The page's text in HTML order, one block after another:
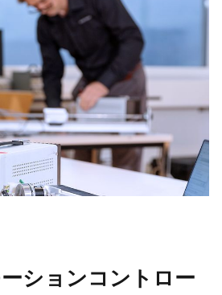
ションコントロー